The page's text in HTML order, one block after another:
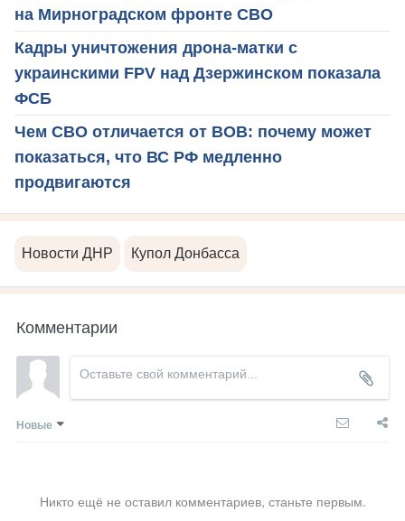
на Мирноградском фронте СВО
Кадры уничтожения дрона-матки с
украинскими FPV над Дзержинском показала
ФСБ
Чем СВО отличается от ВОВ: почему может
показаться, что ВС РФ медленно
продвигаются
Новости ДНР Купол Донбасса
Комментарии
Новые
Никто ещё не оставил комментариев, станьте первым.